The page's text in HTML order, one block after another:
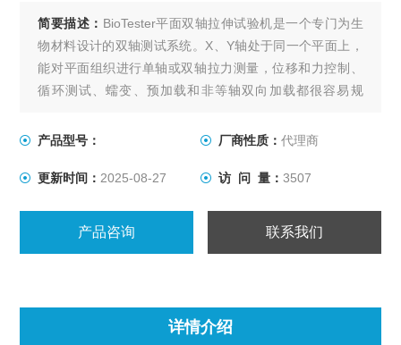
简要描述： BioTester平面双轴拉伸试验机是一个专门为生
物材料设计的双轴测试系统。X、Y轴处于同一个平面上，
能对平面组织进行单轴或双轴拉力测量，位移和力控制、
循环测试、蠕变、预加载和非等轴双向加载都很容易规
产品型号：
厂商性质： 代理商
更新时间： 2025-08-27 访 问 量： 3507
产品咨询 联系我们
详情介绍